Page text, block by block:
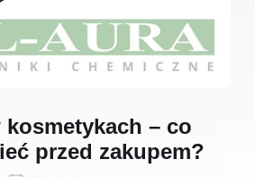
– co
przed zakupem?